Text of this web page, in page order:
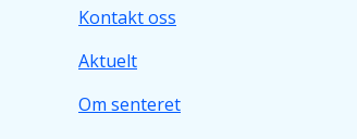
Kontakt oss
Aktuelt
Om senteret